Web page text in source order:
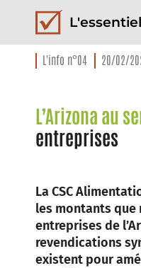
L'essentiel
L'info n°04 20/02/
L’Arizona au
entreprises
La CSC
les montants que
entreprises de
revendications
existent pour